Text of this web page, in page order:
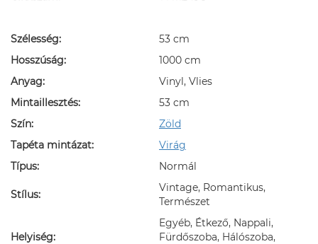
Szélesség:
53 cm
Hosszúság:
1000 cm
Anyag:
Vinyl, Vlies
Mintaillesztés:
53 cm
Szín:
Zöld
Tapéta mintázat:
Virág
Típus:
Normál
Stílus:
Vintage, Romantikus,
Természet
Helyiség:
Egyéb, Étkező, Nappali,
Fürdőszoba, Hálószoba,